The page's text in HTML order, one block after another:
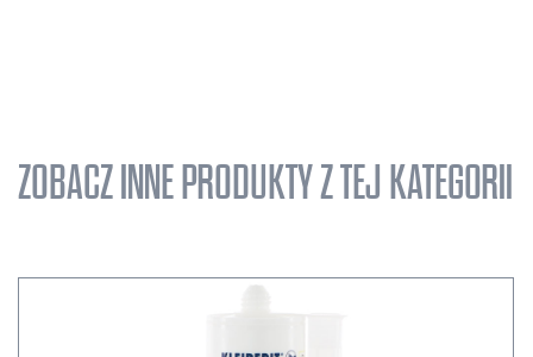
ZOBACZ INNE PRODUKTY Z TEJ KATEGORII